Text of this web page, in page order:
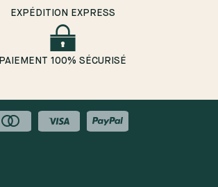
EXPÉDITION EXPRESS
PAIEMENT 100% SÉCURISÉ